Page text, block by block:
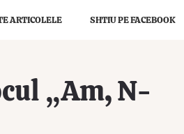
ARTICOLELE SHTIU PE FACEBOOK
„Am, N-